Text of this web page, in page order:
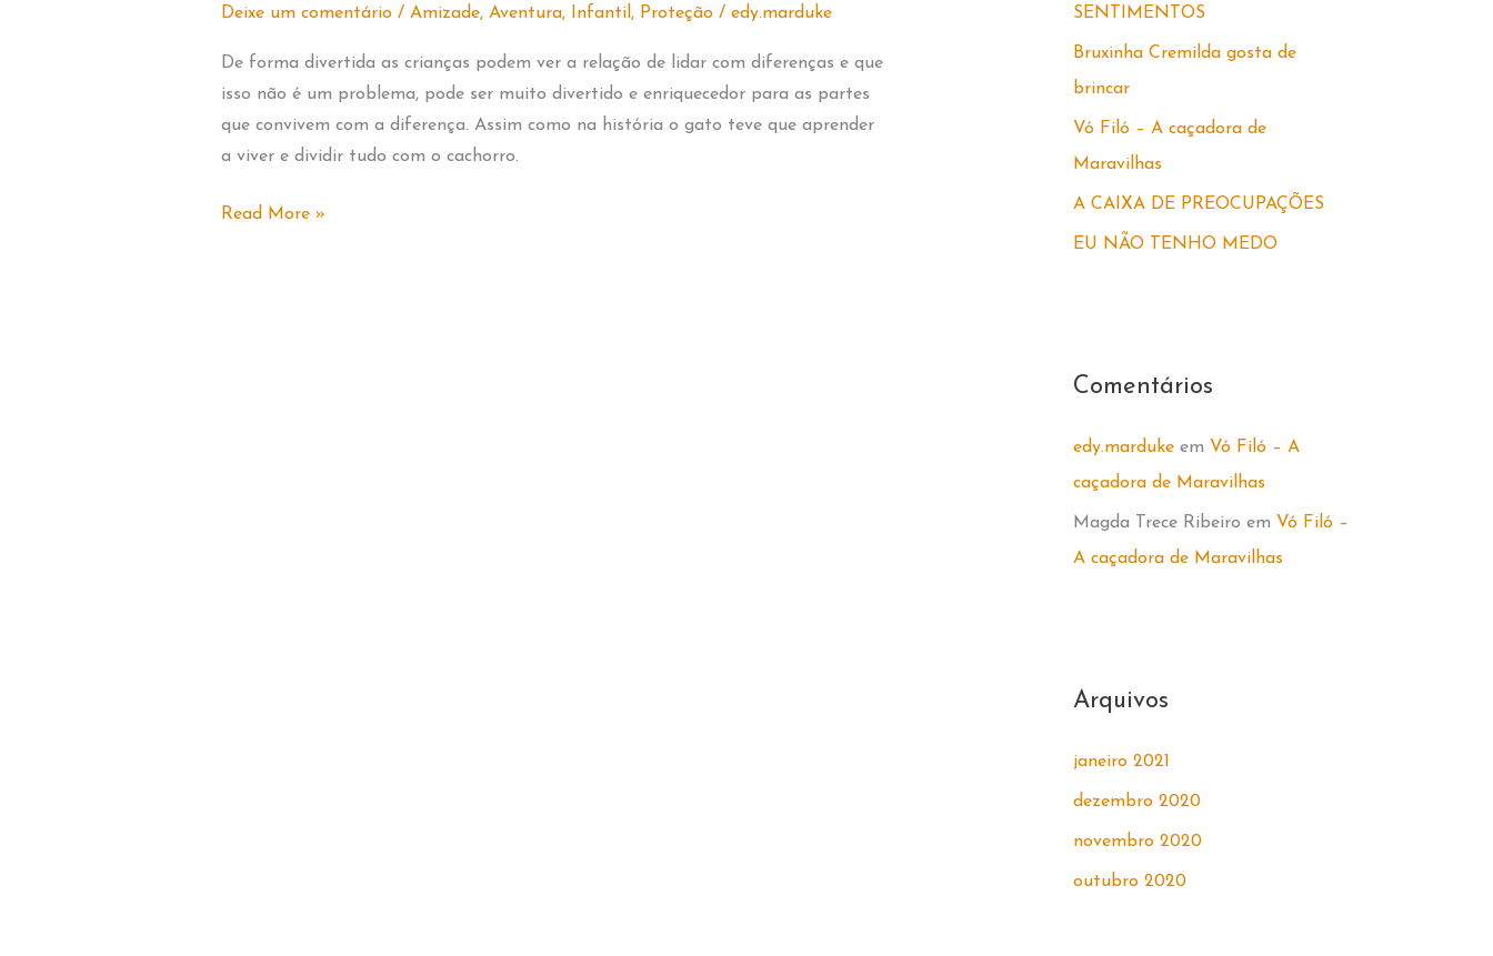
Deixe um comentário / Amizade, Aventura, Infantil , Proteção/ edy.marduke
De forma divertida as crianças podem ver a relação de lidar com diferenças e que
isso não é um problema, pode ser muito divertido e enriquecedor para as partes
que convivem com a diferença. Assim como na história o gato teve que aprender
a viver e dividir tudo com o cachorro.
O
Read More »
SENTIMENTOS
Bruxinha Cremilda gosta de
brincar
Vó Filó – A caçadora de
Maravilhas
A CAIXA DE PREOCUPAÇÕES
EU NÃO TENHO MEDO
Comentários
edy.marduke em Vó Filó – A
caçadora de Maravilhas
Magda Trece Ribeiro em Vó Filó –
A caçadora de Maravilhas
Arquivos
janeiro 2021
dezembro 2020
novembro 2020
outubro 2020